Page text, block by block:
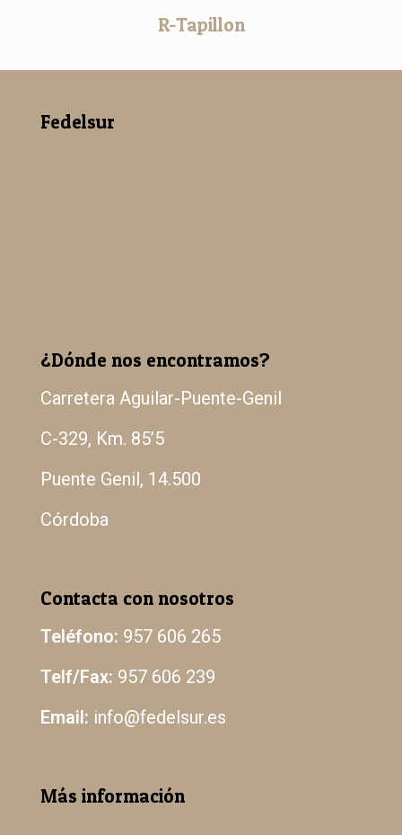
R-Tapillon
Fedelsur
¿Dónde nos encontramos?
Carretera Aguilar-Puente-Genil
C-329, Km. 85’5
Puente Genil, 14.500
Córdoba
Contacta con nosotros
Teléfono: 957 606 265
Telf/Fax: 957 606 239
Email: info@fedelsur.es
Más información